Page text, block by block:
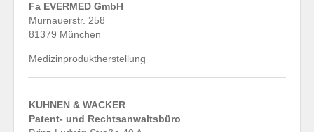
Fa EVERMED GmbH
Murnauerstr. 258
81379 München
Medizinproduktherstellung
KUHNEN & WACKER
Patent- und Rechtsanwaltsbüro